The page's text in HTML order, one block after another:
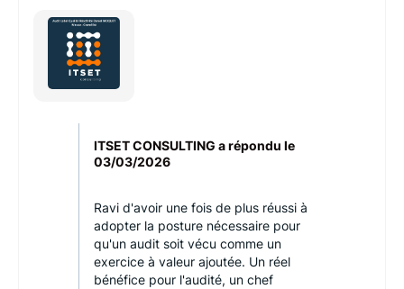
ITSET CONSULTING a répondu le
03/03/2026
Ravi d'avoir une fois de plus réussi à
adopter la posture nécessaire pour
qu'un audit soit vécu comme un
exercice à valeur ajoutée. Un réel
bénéfice pour l'audité, un chef